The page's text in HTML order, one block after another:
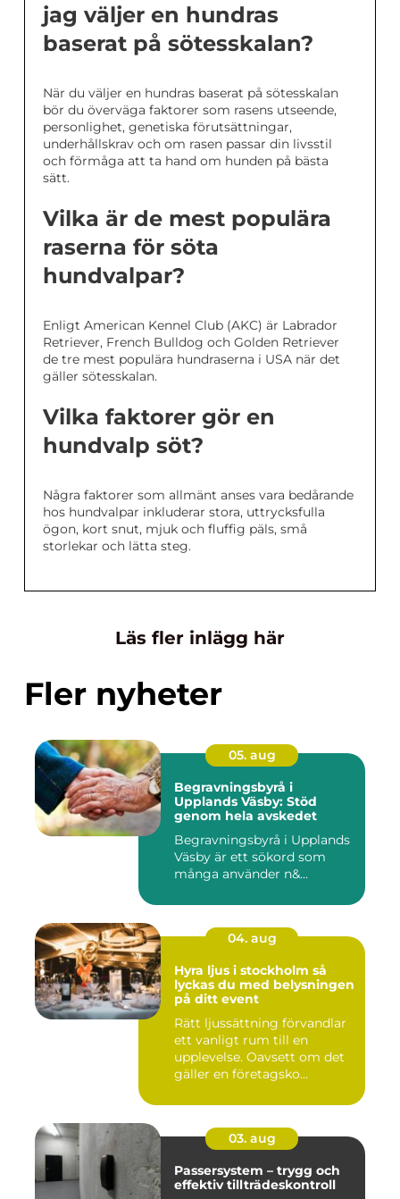
jag väljer en hundras
baserat på sötesskalan?
När du väljer en hundras baserat på sötesskalan
bör du överväga faktorer som rasens utseende,
personlighet, genetiska förutsättningar,
underhållskrav och om rasen passar din livsstil
och förmåga att ta hand om hunden på bästa
sätt.
Vilka är de mest populära
raserna för söta
hundvalpar?
Enligt American Kennel Club (AKC) är Labrador
Retriever, French Bulldog och Golden Retriever
de tre mest populära hundraserna i USA när det
gäller sötesskalan.
Vilka faktorer gör en
hundvalp söt?
Några faktorer som allmänt anses vara bedårande
hos hundvalpar inkluderar stora, uttrycksfulla
ögon, kort snut, mjuk och fluffig päls, små
storlekar och lätta steg.
Läs fler inlägg här
Fler nyheter
05. aug
Begravningsbyrå i
Upplands Väsby: Stöd
genom hela avskedet
Begravningsbyrå i Upplands
Väsby är ett sökord som
många använder n&...
04. aug
Hyra ljus i stockholm så
lyckas du med belysningen
på ditt event
Rätt ljussättning förvandlar
ett vanligt rum till en
upplevelse. Oavsett om det
gäller en företagsko...
03. aug
Passersystem – trygg och
effektiv tillträdeskontroll